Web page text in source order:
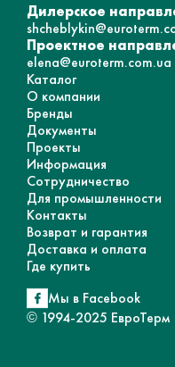
Дилерское
Проектное
elena@euroterm.com.ua
Каталог
О компании
Бренды
Документы
Проекты
Информация
Сотрудничество
Для промышленности
Контакты
Возврат и гарантия
Доставка и оплата
Где купить
Мы в Facebook
© 1994-2025 ЕвроТерм